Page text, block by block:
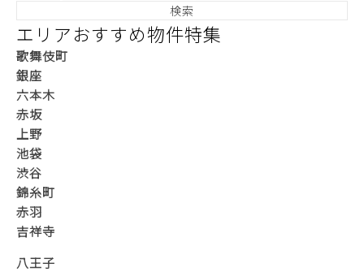
エリアおすすめ物件特集
歌舞伎町
銀座
六本木
赤坂
上野
池袋
渋谷
錦糸町
赤羽
吉祥寺
八王子